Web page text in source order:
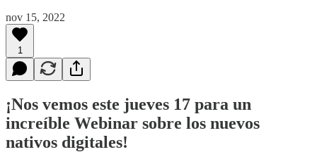
nov 15, 2022
1
¡Nos vemos este jueves 17 para un
increíble Webinar sobre los nuevos
nativos digitales!